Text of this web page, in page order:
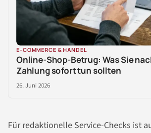
E-COMMERCE & HANDEL
Online-Shop-Betrug: Was Sie
Zahlung sofort tun sollten
26. Juni 2026
Für redaktionelle Service-Checks ist